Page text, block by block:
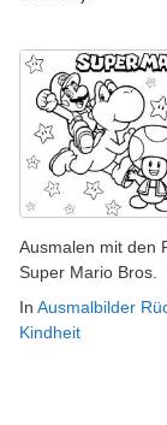
Ausmalen mit den
Super Mario Bros.
In Ausmalbilder
Kindheit